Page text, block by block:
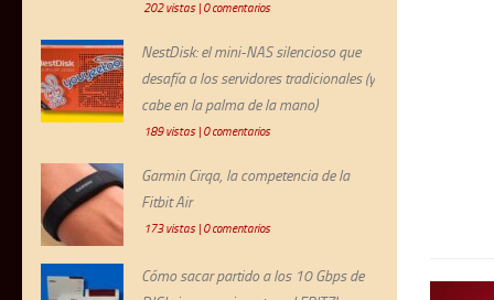
202 vistas| 0 comentarios
NestDisk: el mini-NAS silencioso que
desafía a los servidores tradicionales (y
cabe en la palma de la mano)
189 vistas| 0 comentarios
Garmin Cirqa, la competencia de la
Fitbit Air
173 vistas| 0 comentarios
Cómo sacar partido a los 10 Gbps de